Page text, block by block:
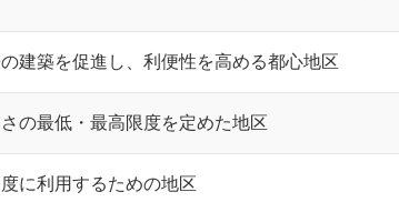
建築を促進し、利便性を高める都心地区
の最低・最高限度を定めた地区
に利用するための地区